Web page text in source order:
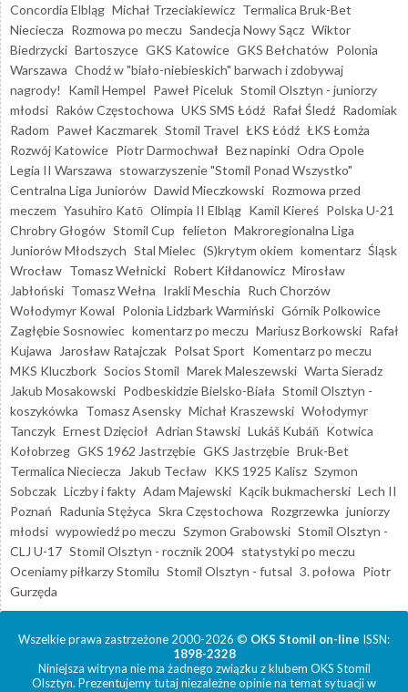
Concordia Elbląg Michał Trzeciakiewicz Termalica Bruk-Bet
Nieciecza Rozmowa po meczu Sandecja Nowy Sącz Wiktor
Biedrzycki Bartoszyce GKS Katowice GKS Bełchatów Polonia
Warszawa Chodź w "biało-niebieskich" barwach i zdobywaj
nagrody!
Kamil Hempel Paweł Piceluk Stomil Olsztyn - juniorzy
młodsi Raków Częstochowa UKS SMS Łódź Rafał Śledź Radomiak
Radom Paweł Kaczmarek Stomil Travel ŁKS Łódź ŁKS Łomża
Rozwój Katowice Piotr Darmochwał Bez napinki Odra Opole
Legia II Warszawa stowarzyszenie "Stomil Ponad Wszystko"
Centralna Liga Juniorów Dawid Mieczkowski Rozmowa przed
meczem Yasuhiro Katō Olimpia II Elbląg Kamil Kiereś Polska U-21
Chrobry Głogów Stomil Cup felieton Makroregionalna Liga
Juniorów Młodszych Stal Mielec (S)krytym okiem komentarz Śląsk
Wrocław Tomasz Wełnicki Robert Kiłdanowicz Mirosław
Jabłoński Tomasz Wełna Irakli Meschia Ruch Chorzów
Wołodymyr Kowal Polonia Lidzbark Warmiński Górnik Polkowice
Zagłębie Sosnowiec komentarz po meczu Mariusz Borkowski Rafał
Kujawa
Jarosław Ratajczak Polsat Sport Komentarz po meczu
MKS Kluczbork Socios Stomil Marek Maleszewski Warta Sieradz
Jakub Mosakowski Podbeskidzie Bielsko-Biała Stomil Olsztyn -
koszykówka Tomasz Asensky Michał Kraszewski Wołodymyr
Tanczyk Ernest Dzięcioł Adrian Stawski Lukáš Kubáň Kotwica
Kołobrzeg GKS 1962 Jastrzębie GKS Jastrzębie Bruk-Bet
Termalica Nieciecza
Jakub Tecław KKS 1925 Kalisz Szymon
Sobczak Liczby i fakty Adam Majewski Kącik bukmacherski Lech II
Poznań Radunia Stężyca Skra Częstochowa Rozgrzewka juniorzy
młodsi wypowiedź po meczu Szymon Grabowski Stomil Olsztyn -
CLJ U-17 Stomil Olsztyn - rocznik 2004 statystyki po meczu
Oceniamy piłkarzy Stomilu Stomil Olsztyn - futsal 3. połowa Piotr
Gurzęda
Wszelkie prawa zastrzeżone 2000-2026 © OKS Stomil on-line ISSN:
1898-2328
Niniejsza witryna nie ma żadnego związku z klubem OKS Stomil
Olsztyn. Prezentujemy tutaj niezależne opinie na temat sytuacji w